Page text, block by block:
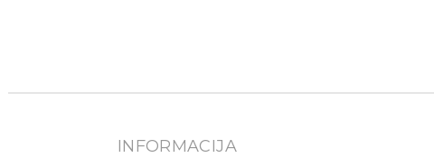
INFORMACIJA